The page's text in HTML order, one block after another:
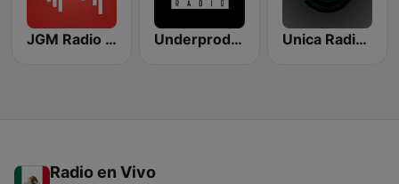
JGM Radio México Underprod Radio Unica Radio Digital
Radio en Vivo